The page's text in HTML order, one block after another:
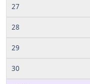
27
28
29
30